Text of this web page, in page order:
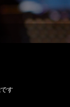
す